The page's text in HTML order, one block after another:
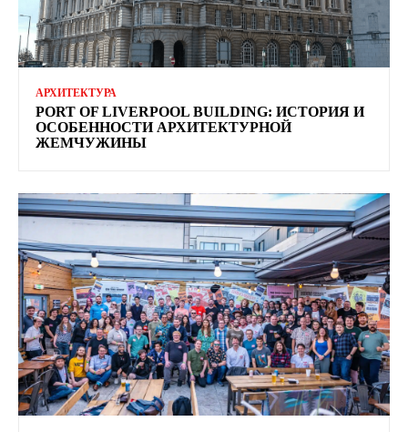
АРХИТЕКТУРА
PORT OF LIVERPOOL BUILDING: ИСТОРИЯ И
ОСОБЕННОСТИ АРХИТЕКТУРНОЙ
ЖЕМЧУЖИНЫ